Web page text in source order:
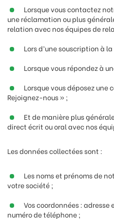
Lorsque vous contactez
une réclamation ou plus
relation avec nos équipes de
Lors d’une souscription à
Lorsque vous répondez à
Lorsque vous déposez
Rejoignez-nous » ;
Et de manière plus
direct écrit ou oral avec nos
Les données collectées sont :
Les noms et prénoms de
votre société ;
Vos coordonnées :
numéro de téléphone ;